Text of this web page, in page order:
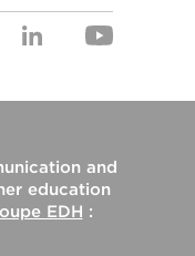
and
education
EDH :